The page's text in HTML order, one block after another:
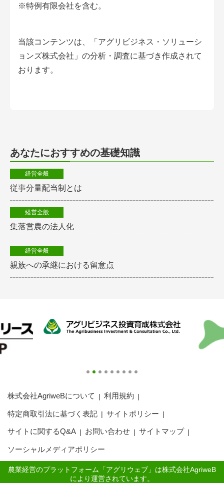
※特例有限会社を含む。
当該コンテンツは、「アグリビジネス・ソリューシ
ョンズ株式会社」の分析・調査に基づき作成されて
おります。
あなたにおすすめの基礎知識
経営全般
従事分量配当制とは
経営全般
集落営農の法人化
経営全般
親族への承継における留意点
株式会社AgriweBについて 利用規約
特定商取引法に基づく表記 サイトポリシー
サイトに関するQ&A お問い合わせ サイトマップ
ソーシャルメディアポリシー
農業経営のプラットフォーム「アグリウェブ」は株式会社AgriweB
により運営されています。